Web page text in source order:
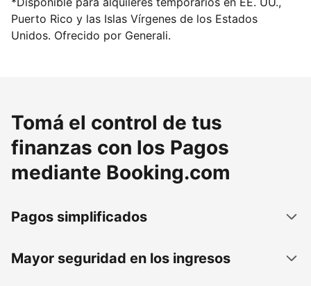
Puerto Rico y las Islas Vírgenes de los Estados
Unidos. Ofrecido por Generali.
Tomá el control de tus
finanzas con los Pagos
mediante Booking.com
Pagos simplificados
Mayor seguridad en los ingresos